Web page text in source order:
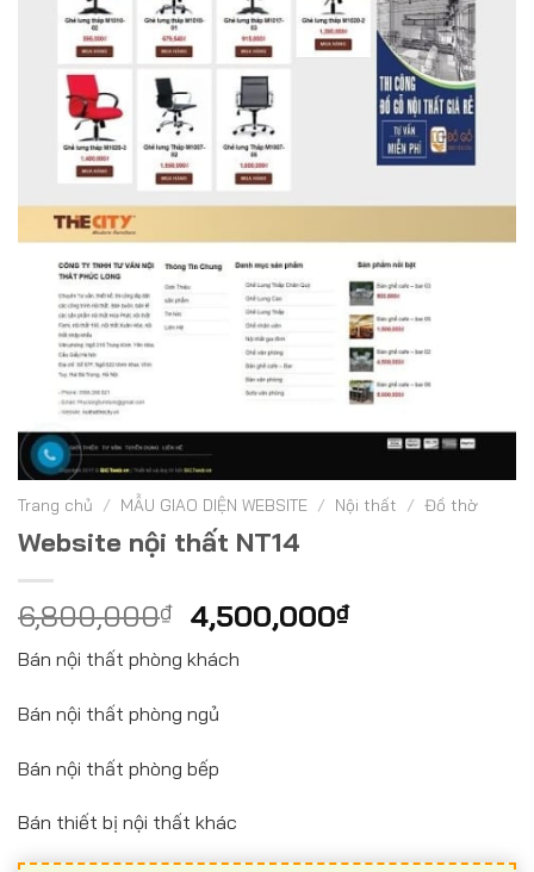
Trang chủ / MẪU GIAO DIỆN WEBSITE / Nội thất / Đồ thờ
Website nội thất NT14
6,800,000₫ 4,500,000₫
Bán nội thất phòng khách
Bán nội thất phòng ngủ
Bán nội thất phòng bếp
Bán thiết bị nội thất khác